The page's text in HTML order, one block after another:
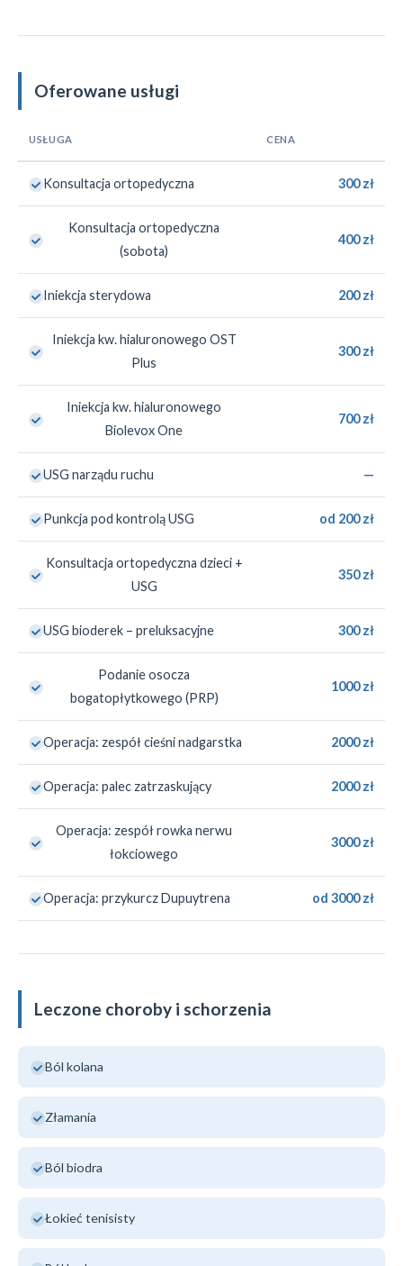
Oferowane usługi
USŁUGA CENA
Konsultacja ortopedyczna 300 zł
Konsultacja ortopedyczna
(sobota)
400 zł
Iniekcja sterydowa 200 zł
Iniekcja kw. hialuronowego OST
Plus
300 zł
Iniekcja kw. hialuronowego
Biolevox One
700 zł
USG narządu ruchu —
Punkcja pod kontrolą USG od 200 zł
Konsultacja ortopedyczna dzieci +
USG
350 zł
USG bioderek – preluksacyjne 300 zł
Podanie osocza
bogatopłytkowego (PRP)
1000 zł
Operacja: zespół cieśni nadgarstka 2000 zł
Operacja: palec zatrzaskujący 2000 zł
Operacja: zespół rowka nerwu
łokciowego
3000 zł
Operacja: przykurcz Dupuytrena od 3000 zł
Leczone choroby i schorzenia
Ból kolana
Złamania
Ból biodra
Łokieć tenisisty